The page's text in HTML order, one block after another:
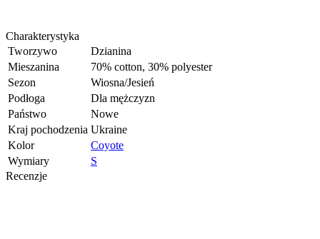
Charakterystyka
Tworzywo
Dzianina
Mieszanina
70% cotton, 30% polyester
Sezon
Wiosna/Jesień
Podłoga
Dla mężczyzn
Państwo
Nowe
Kraj pochodzenia Ukraine
Kolor
Coyote
Wymiary
S
Recenzje